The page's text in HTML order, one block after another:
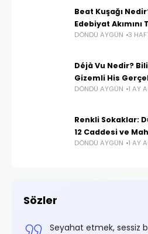
Beat Kuşağı
Edebiyat Akımını
DÖNDÜ AYGÜN 3
Déjà Vu Nedir?
Gizemli His
DÖNDÜ AYGÜN 1 AY
Renkli Sokaklar:
12 Caddesi ve
DÖNDÜ AYGÜN 1 AY
Sözler
Seyahat etmek, sessiz